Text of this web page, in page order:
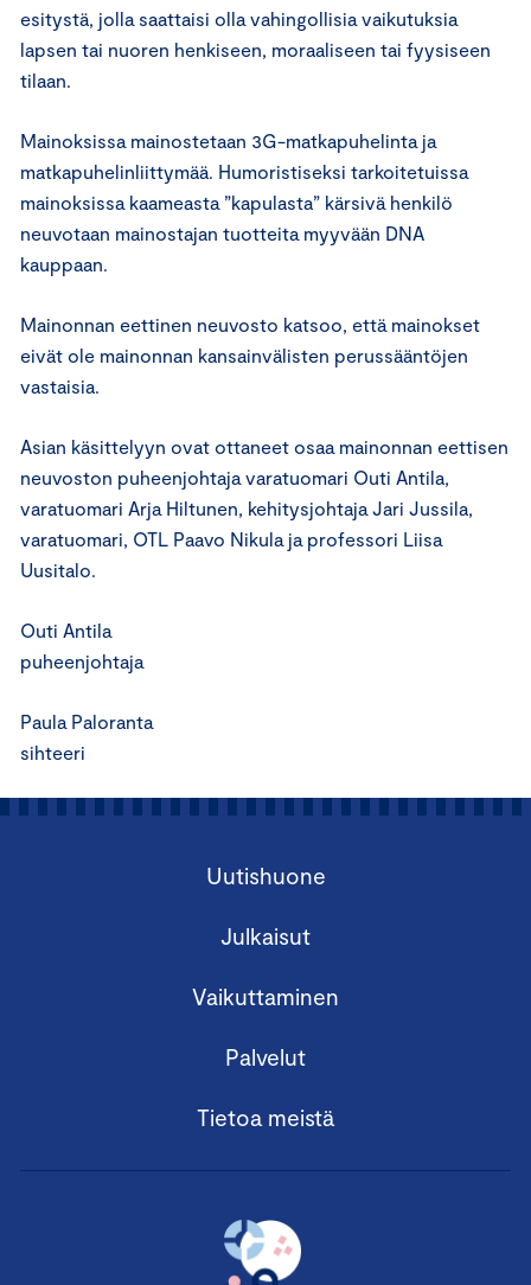
esitystä, jolla saattaisi olla vahingollisia vaikutuksia
lapsen tai nuoren henkiseen, moraaliseen tai fyysiseen
tilaan.
Mainoksissa mainostetaan 3G-matkapuhelinta ja
matkapuhelinliittymää. Humoristiseksi tarkoitetuissa
mainoksissa kaameasta ”kapulasta” kärsivä henkilö
neuvotaan mainostajan tuotteita myyvään DNA
kauppaan.
Mainonnan eettinen neuvosto katsoo, että mainokset
eivät ole mainonnan kansainvälisten perussääntöjen
vastaisia.
Asian käsittelyyn ovat ottaneet osaa mainonnan eettisen
neuvoston puheenjohtaja varatuomari Outi Antila,
varatuomari Arja Hiltunen, kehitysjohtaja Jari Jussila,
varatuomari, OTL Paavo Nikula ja professori Liisa
Uusitalo.
Outi Antila
puheenjohtaja
Paula Paloranta
sihteeri
Uutishuone
Julkaisut
Vaikuttaminen
Palvelut
Tietoa meistä